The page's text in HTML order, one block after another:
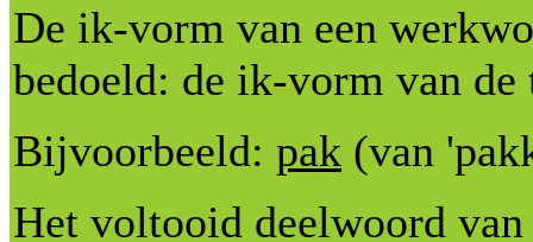
De ik-vorm van een
bedoeld: de ik-vorm van
Bijvoorbeeld: pak (van
Het voltooid deelwoord